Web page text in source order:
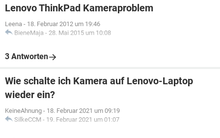
Lenovo ThinkPad Kameraproblem
Leena - 18. Februar 2012 um 19:46
BieneMaja - 28. Mai 2015 um 10:08
3 Antworten
Wie schalte ich Kamera auf Lenovo-Laptop
wieder ein?
KeineAhnung - 18. Februar 2021 um 09:19
SilkeCCM - 19. Februar 2021 um 01:07